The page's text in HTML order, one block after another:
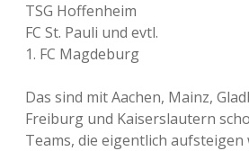
TSG Hoffenheim
FC St. Pauli und evtl.
1. FC Magdeburg
Das sind mit Aachen, Mainz,
Freiburg und Kaiserslautern
Teams, die eigentlich aufsteigen